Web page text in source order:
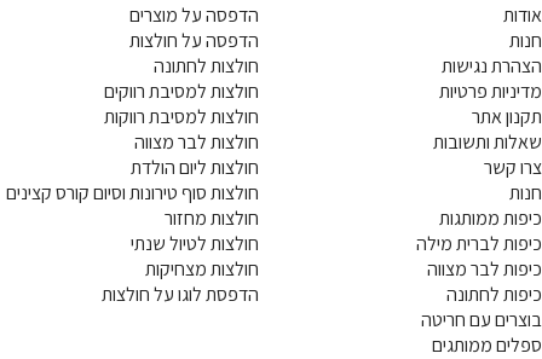
אודות
חנות
הצהרת נגישות
מדיניות פרטיות
תקנון אתר
שאלות ותשובות
צרו קשר
חנות
כיפות ממותגות
כיפות לברית מילה
כיפות לבר מצווה
כיפות לחתונה
בוצרים עם חריטה
ספלים ממותגים
הדפסה על מוצרים
הדפסה על חולצות
חולצות לחתונה
חולצות למסיבת רווקים
חולצות למסיבת רווקות
חולצות לבר מצווה
חולצות ליום הולדת
חולצות סוף טירונות וסיום קורס קצינים
חולצות מחזור
חולצות לטיול שנתי
חולצות מצחיקות
הדפסת לוגו על חולצות